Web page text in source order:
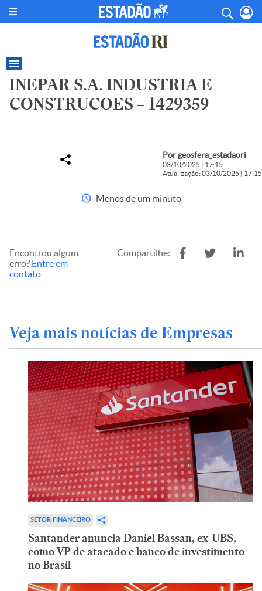
INEPAR S.A. INDUSTRIA E
CONSTRUCOES – 1429359
Por geosfera_estadaori
03/10/2025 | 17:15
Atualização: 03/10/2025 | 17:15
Menos de um minuto
Encontrou algum
erro? Entre em
contato
Compartilhe:
Veja mais notícias de Empresas
SETOR FINANCEIRO
Santander anuncia Daniel Bassan, ex-UBS,
como VP de atacado e banco de investimento
no Brasil